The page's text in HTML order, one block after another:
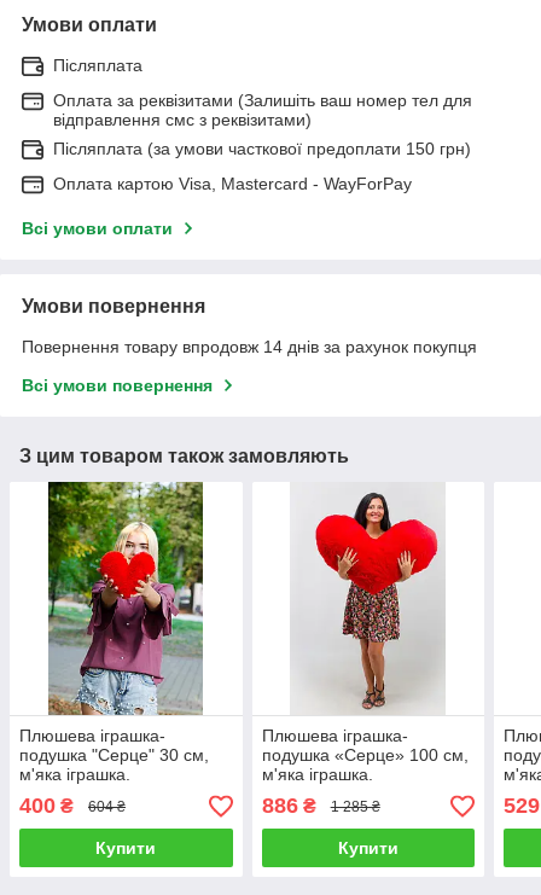
Умови оплати
Післяплата
Оплата за реквізитами (Залишіть ваш номер тел для
відправлення смс з реквізитами)
Післяплата (за умови часткової предоплати 150 грн)
Оплата картою Visa, Mastercard - WayForPay
Всі умови оплати
Умови повернення
Повернення товару впродовж 14 днів за рахунок покупця
Всі умови повернення
З цим товаром також замовляють
Плюшева іграшка-
подушка "Серце" 30 см,
м'яка іграшка.
400 ₴ 604 ₴
Купити
Плюшева іграшка-
подушка «Серце» 100 см,
м'яка іграшка.
886₴ 1 285 ₴
Купити
529